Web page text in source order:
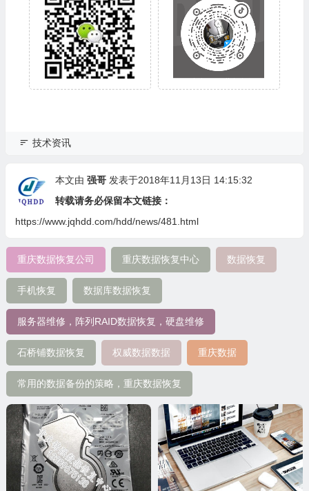
技术资讯
本文由 强哥 发表于2018年11月13日 14:15:32
转载请务必保留本文链接：
https://www.jqhdd.com/hdd/news/481.html
重庆数据恢复公司 重庆数据恢复中心 数据恢复
手机恢复 数据库数据恢复
服务器维修，阵列RAID数据恢复，硬盘维修
石桥铺数据恢复 权威数据数据 重庆数据
常用的数据备份的策略，重庆数据恢复